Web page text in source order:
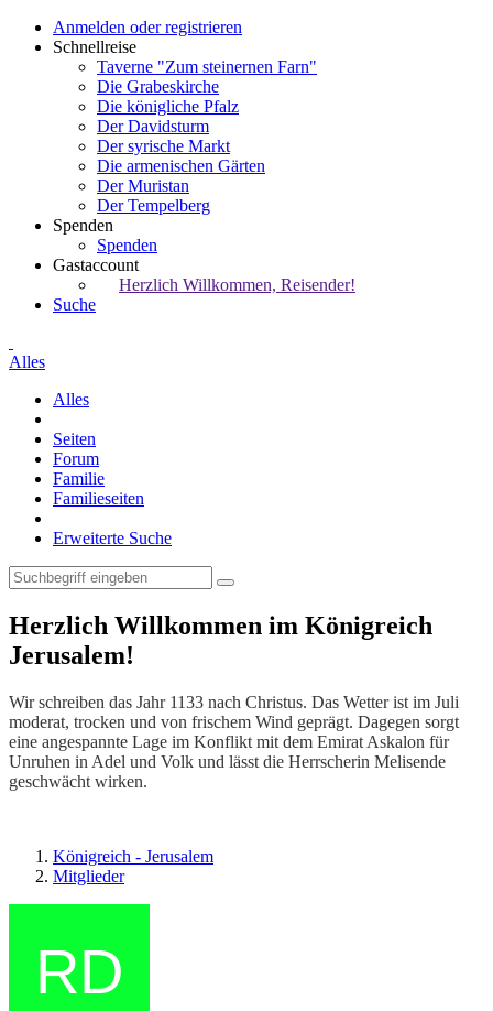
Anmelden oder registrieren
Schnellreise
Taverne "Zum steinernen Farn"
Die Grabeskirche
Die königliche Pfalz
Der Davidsturm
Der syrische Markt
Die armenischen Gärten
Der Muristan
Der Tempelberg
Spenden
Spenden
Gastaccount
Herzlich Willkommen, Reisender!
Suche
Alles
Alles
Seiten
Forum
Familie
Familieseiten
Erweiterte Suche
Herzlich Willkommen im Königreich
Jerusalem!
Wir schreiben das Jahr 1133 nach Christus. Das Wetter ist im Juli
moderat, trocken und von frischem Wind geprägt. Dagegen sorgt
eine angespannte Lage im Konflikt mit dem Emirat Askalon für
Unruhen in Adel und Volk und lässt die Herrscherin Melisende
geschwächt wirken.
Königreich - Jerusalem
Mitglieder